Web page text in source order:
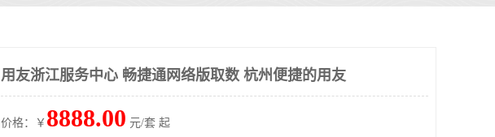
用友浙江服务中心 畅捷通网络版取数 杭州便捷的用友
价格：￥ 8888.00 元/套 起